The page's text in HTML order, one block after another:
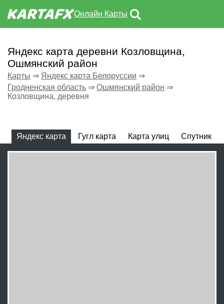
Онлайн Карты
Яндекс карта деревни Козловщина,
Ошмянский район
Карты ⇒ Яндекс карта Белоруссии ⇒
Гродненская область ⇒ Ошмянский район ⇒
Козловщина, деревня
Яндекс карта Гугл карта Карта улиц Спутник